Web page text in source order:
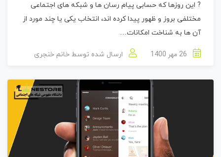
? این روزها که حسابی پیام رسان ها و شبکه های اجتماعی
مختلفی بروز و ظهور پیدا کرده اند، انتخاب یکی یا چند مورد از
آن ها به شناخت امکانات…
ارسال شده توسط خانم خنجری